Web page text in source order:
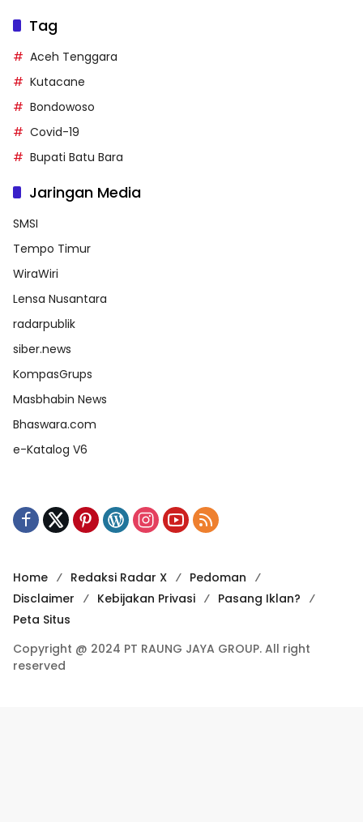
Tag
Aceh Tenggara
Kutacane
Bondowoso
Covid-19
Bupati Batu Bara
Jaringan Media
SMSI
Tempo Timur
WiraWiri
Lensa Nusantara
radarpublik
siber.news
KompasGrups
Masbhabin News
Bhaswara.com
e-Katalog V6
Home Redaksi Radar X
Pedoman
Disclaimer
Kebijakan Privasi
Pasang Iklan?
Peta Situs
Copyright @ 2024 PT RAUNG JAYA GROUP. All right
reserved